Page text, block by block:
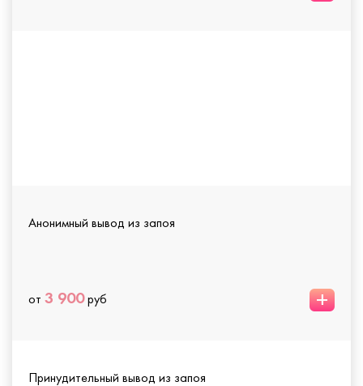
Анонимный вывод из запоя
от 3 900руб +
Принудительный вывод из запоя